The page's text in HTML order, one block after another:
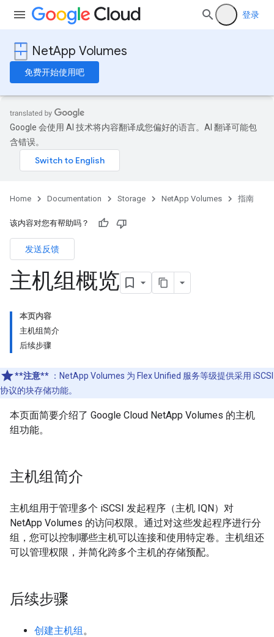
登录
NetApp Volumes
免费开始使用吧
Google 会使用 AI 技术将内容翻译成您偏好的语言。AI 翻译可能包
含错误。
Home Documentation Storage NetApp Volumes 指南
该内容对您有帮助吗？
发送反馈
主机组概览
本页内容
主机组简介
后续步骤
**注意** ：NetApp Volumes 为 Flex Unified 服务等级提供采用 iSCSI
协议的块存储功能。
本页面简要介绍了 Google Cloud NetApp Volumes 的主机
组功能。
主机组简介
主机组用于管理多个 iSCSI 发起程序（主机 IQN）对
NetApp Volumes 的访问权限。通过对这些发起程序进行分
组，您可以控制哪些主机可以连接和使用特定卷。主机组还
可以管理权限，并简化跨多个主机的存储预配。
后续步骤
创建主机组。